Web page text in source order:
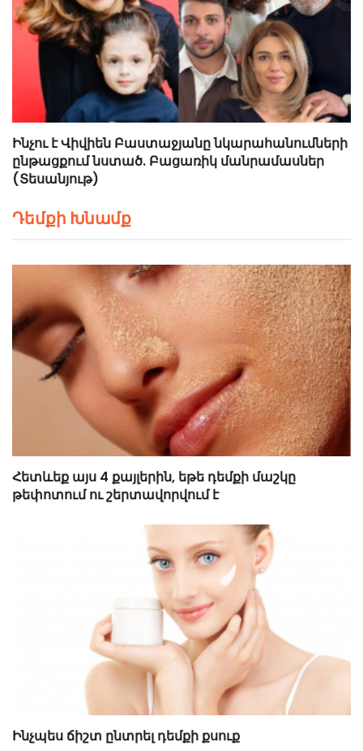
Ինչու է Վիվիեն Բաստաջյանը նկարահանումների
ընթացքում նստած. Բացառիկ մանրամասներ
(Տեսանյութ)
Դեմքի Խնամք
Հետևեք այս 4 քայլերին, եթե դեմքի մաշկը
թեփոտում ու շերտավորվում է
Ինչպես ճիշտ ընտրել դեմքի քսուք